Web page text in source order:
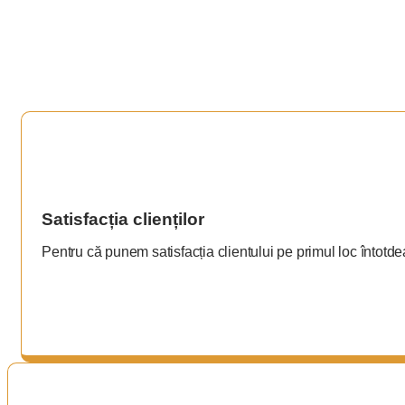
Satisfacția clienților
Pentru că punem satisfacția clientului pe primul loc